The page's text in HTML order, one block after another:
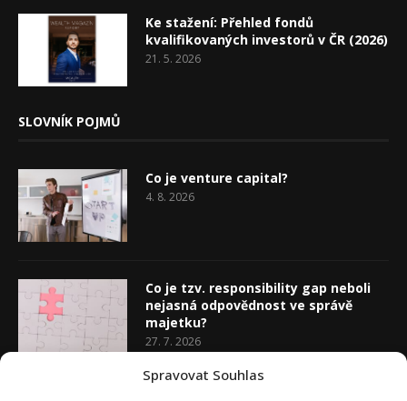
Spravovat Souhlas
Ke stažení: Přehled fondů
kvalifikovaných investorů v ČR (2026)
21. 5. 2026
SLOVNÍK POJMŮ
Co je venture capital?
4. 8. 2026
Co je tzv. responsibility gap neboli
nejasná odpovědnost ve správě
majetku?
27. 7. 2026